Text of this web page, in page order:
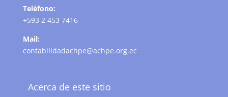
Teléfono:
+593 2 453 7416
Mail:
contabilidadachpe@achpe.org.ec
Acerca de este sitio